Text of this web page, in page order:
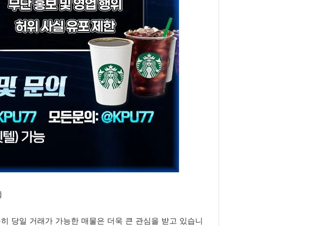
당일 거래가 가능한 매물은 더욱 큰 관심을 받고 있습니